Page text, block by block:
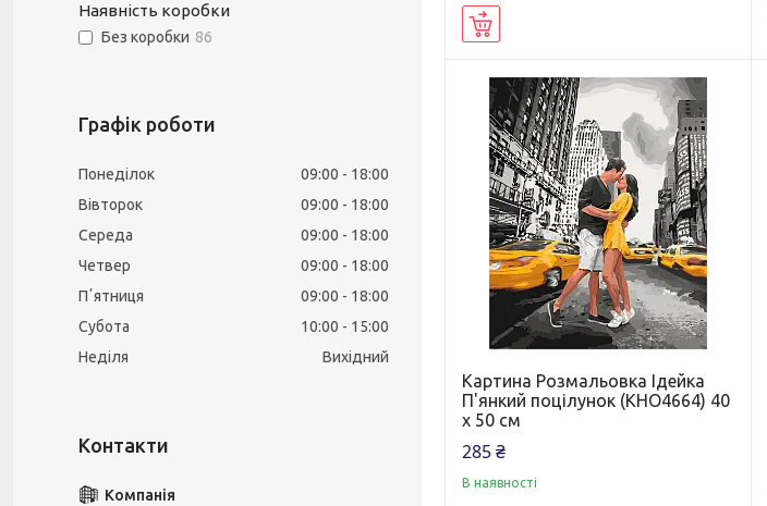
Картина Розмальовка Ідейка
П'янкий поцілунок (KHO4664) 40
х 50 см
285 ₴
В наявності
Наявність коробки
Без коробки 86
Графік роботи
Понеділок 09:00
18:00
Вівторок
09:00
18:00
Середа
09:00
18:00
Четвер
09:00
18:00
Пʼятниця
09:00
18:00
Субота
10:00
15:00
Неділя
Вихідний